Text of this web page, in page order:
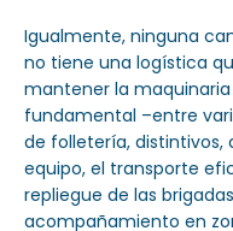
Igualmente, ninguna
no tiene una logística
mantener la
fundamental –entre
de folletería, distintivos,
equipo, el transporte
repliegue de las
acompañamiento en